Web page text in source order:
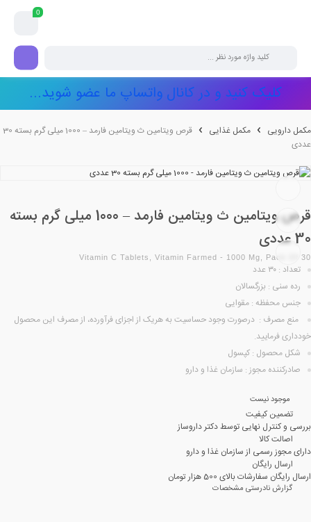
0
کلیک کنید و در کانال واتساپ ما عضو شوید...
مکمل دارویی مکمل غذایی
قرص ویتامین ث ویتامین فارمد – 1000 میلی گرم بسته 30
عددی
قرص ویتامین ث ویتامین فارمد – 1000 میلی گرم بسته
30 عددی
Vitamin C Tablets, Vitamin Farmed - 1000 Mg, Pack Of 30
تعداد : ۳۰ عدد
رده سنی : بزرگسالان
جنس محفظه : مقوایی
منع مصرف : درصورت وجود حساسیت به هریک از اجزای فرآورده، از مصرف این محصول
خودداری فرمایید.
شکل محصول : کپسول
صادرکننده مجوز : سازمان غذا و دارو
موجود نیست
تضمین کیفیت
بررسی و کنترل نهایی توسط دکتر داروساز
اصالت کالا
دارای مجوز رسمی از سازمان غذا و دارو
ارسال رایگان
ارسال رایگان سفارشات بالای 500 هزار تومان
گزارش نادرستی مشخصات